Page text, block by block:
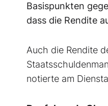
Basispunkten
dass die Rendite
Auch die Rendite
notierte am